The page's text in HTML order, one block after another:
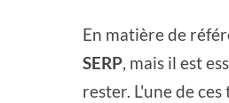
En matière de
SERP, mais il est
rester. L'une de